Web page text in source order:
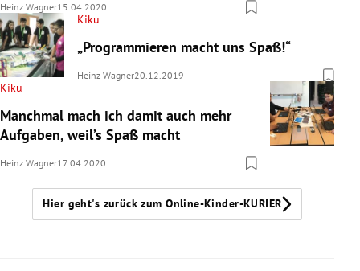
Heinz Wagner15.04.2020
Kiku
„Programmieren macht uns Spaß!“
Heinz Wagner20.12.2019
Kiku
Manchmal mach ich damit auch mehr
Aufgaben, weil’s Spaß macht
Heinz Wagner17.04.2020
Hier geht's zurück zum Online-Kinder-KURIER